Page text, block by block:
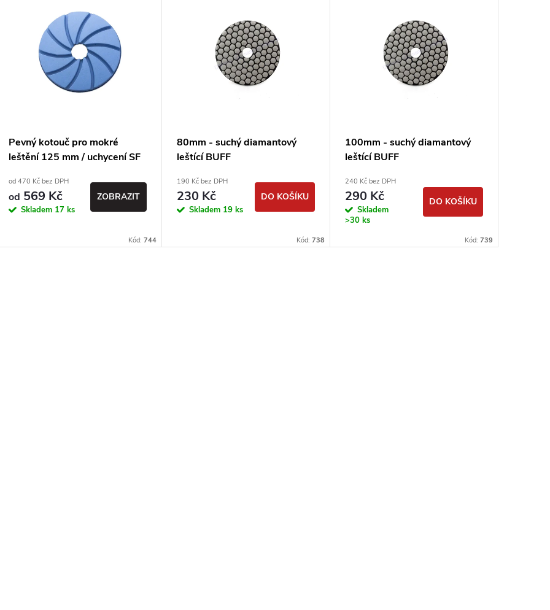
Pevný kotouč pro mokré
leštění 125 mm / uchycení SF
od 470 Kč bez DPH
od 569 Kč
Skladem 17 ks
ZOBRAZIT
Kód: 744
80mm - suchý diamantový
leštící BUFF
190 Kč bez DPH
230 Kč
Skladem 19 ks
DO KOŠÍKU
Kód: 738
100mm - suchý diamantový
leštící BUFF
240 Kč bez DPH
290 Kč
Skladem
>30 ks
DO KOŠÍKU
Kód: 739